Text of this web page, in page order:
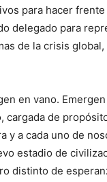
para hacer
delegado para
de la crisis
en vano.
cargada de
y a cada uno de
estadio de
distinto de